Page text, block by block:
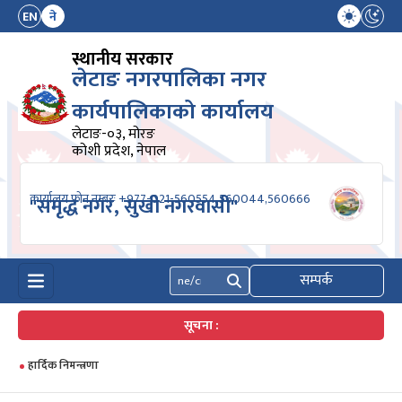
EN ने
स्थानीय सरकार
लेटाङ नगरपालिका नगर
कार्यपालिकाको कार्यालय
लेटाङ-०३, मोरङ
कोशी प्रदेश, नेपाल
कार्यालय फोन नम्बरः +977-021-560554,560044,560666
"समृद्ध नगर, सुखी नगरवासी"
खोज्नुहोस् सम्पर्क
सूचना :
हार्दिक निमन्त्रणा